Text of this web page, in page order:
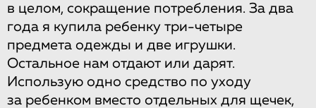
в целом, сокращение потребления. За два
года я купила ребенку три-четыре
предмета одежды и две игрушки.
Остальное нам отдают или дарят.
Использую одно средство по уходу
за ребенком вместо отдельных для щечек,